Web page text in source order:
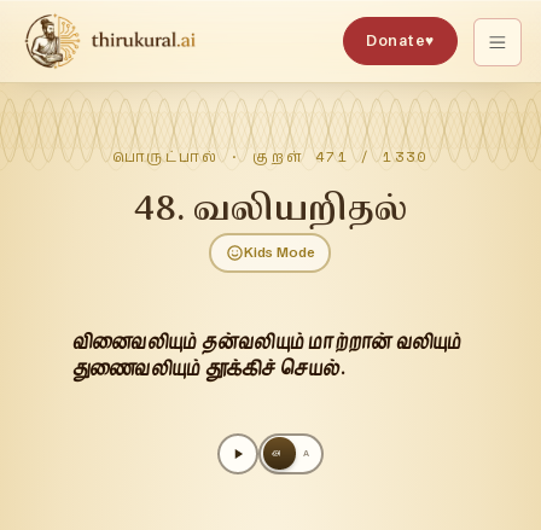
Donate♥
பொருட்பால்· குறள்471 /1330
48.வலியறிதல்
Kids Mode
வினைவலியும் தன்வலியும் மாற்றான் வலியும்
துணைவலியும் தூக்கிச் செயல்.
அ A